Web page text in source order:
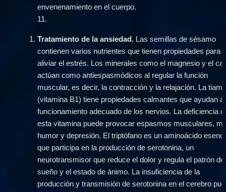
envenenamiento en el cuerpo.
11.
Tratamiento de la ansiedad. Las semillas de sésamo
contienen varios nutrientes que tienen propiedades para
aliviar el estrés. Los minerales como el magnesio y el
actúan como antiespasmódicos al regular la función
muscular, es decir, la contracción y la relajación. La
(vitamina B1) tiene propiedades calmantes que ayudan al
funcionamiento adecuado de los nervios. La deficiencia
esta vitamina puede provocar espasmos musculares,
humor y depresión. El triptófano es un aminoácido
que participa en la producción de serotonina, un
neurotransmisor que reduce el dolor y regula el patrón de
sueño y el estado de ánimo. La insuficiencia de la
producción y transmisión de serotonina en el cerebro